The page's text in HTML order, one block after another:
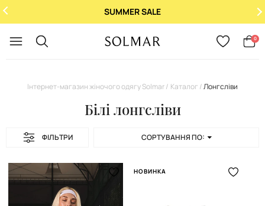
SUMMER SALE
0
Інтернет-магазин жіночого одягу Solmar Каталог Лонгсліви
Білі лонгсліви
ФІЛЬТРИ СОРТУВАННЯ ПО:
НОВИНКА